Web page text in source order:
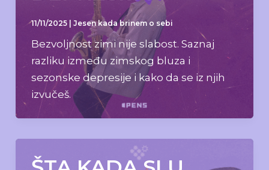
11/11/2025 Jesen kada brinem o sebi
Bezvoljnost zimi nije slabost. Saznaj
razliku između zimskog bluza i
sezonske depresije i kako da se iz njih
izvučeš.